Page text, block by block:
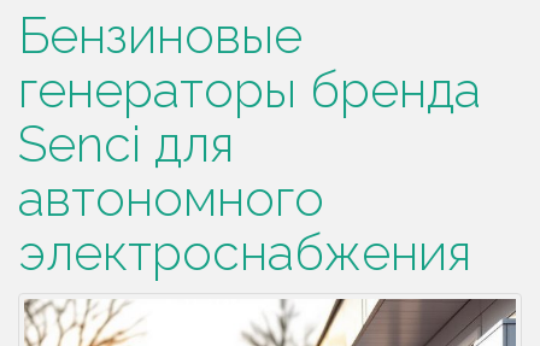
Бензиновые
генераторы бренда
Senci для
автономного
электроснабжения